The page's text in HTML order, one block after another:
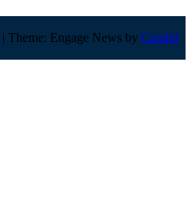
| Theme: Engage News by Candid